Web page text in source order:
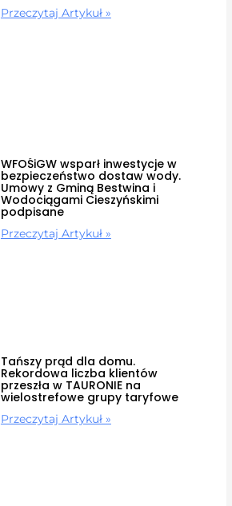
Przeczytaj Artykuł »
WFOŚiGW wsparł inwestycje w
bezpieczeństwo dostaw wody.
Umowy z Gminą Bestwina i
Wodociągami Cieszyńskimi
podpisane
Przeczytaj Artykuł »
Tańszy prąd dla domu.
Rekordowa liczba klientów
przeszła w TAURONIE na
wielostrefowe grupy taryfowe
Przeczytaj Artykuł »